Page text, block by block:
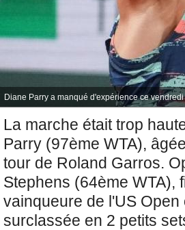
Diane Parry a manqué d'expérience ce
La marche était trop
Parry (97ème WTA),
tour de Roland Garros.
Stephens (64ème WTA),
vainqueure de l'US
surclassée en 2 petits